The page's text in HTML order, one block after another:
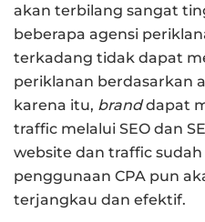
akan terbilang sangat
beberapa agensi
terkadang tidak dapat
periklanan berdasarkan
karena itu, branddapat
traffic melalui SEO dan
website dan traffic
penggunaan CPA pun
terjangkau dan efektif.